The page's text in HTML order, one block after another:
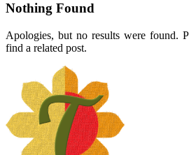
Nothing Found
Apologies, but no results were found.
find a related post.